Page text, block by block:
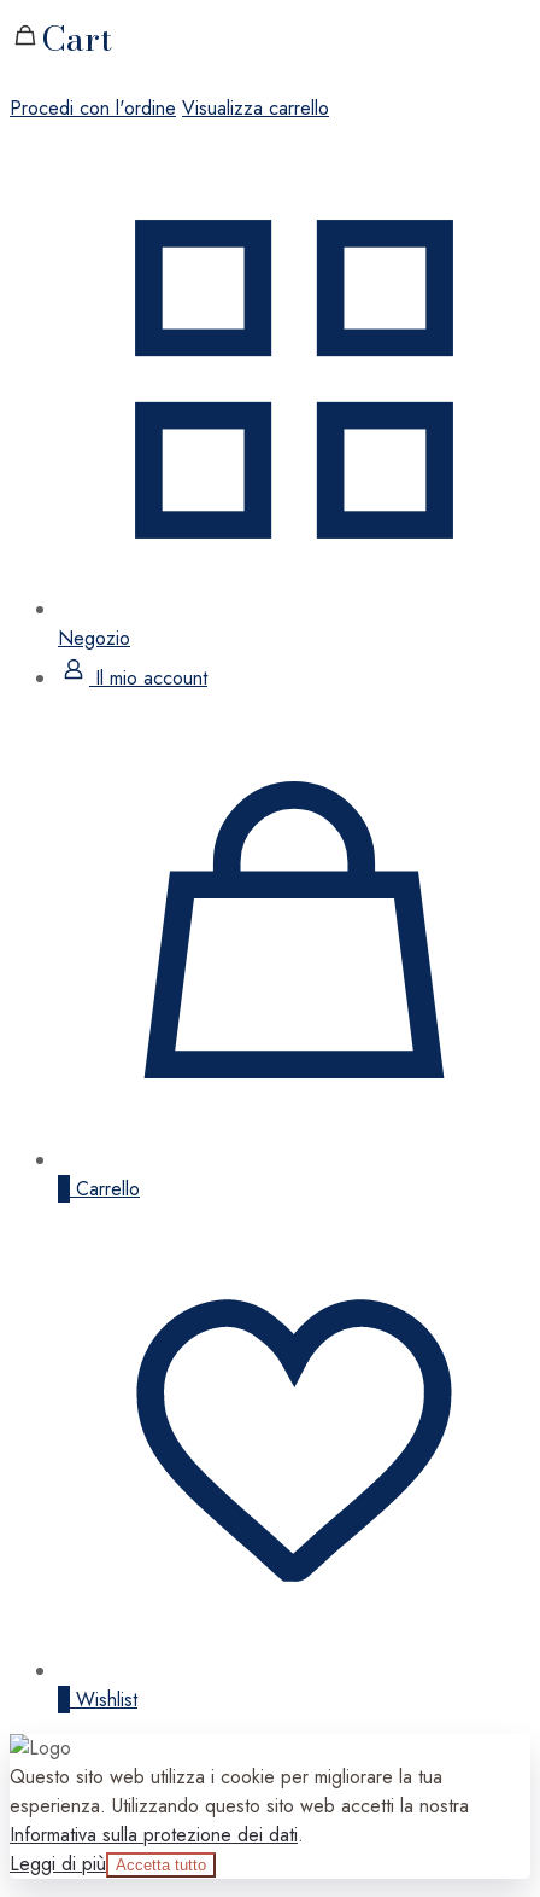
Cart
Procedi con l'ordine Visualizza carrello
Negozio
Il mio account
Carrello
Wishlist
Questo sito web utilizza i cookie per migliorare la tua
esperienza. Utilizzando questo sito web accetti la nostra
Informativa sulla protezione dei dati.
Leggi di più Accetta tutto